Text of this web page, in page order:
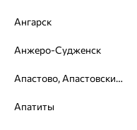
Ангарск
Анжеро-Судженск
Апастово, Апастовский район
Апатиты